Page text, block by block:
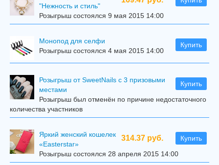
"Нежность и стиль"
Розыгрыш состоялся 9 мая 2015 14:00
Купить
Mонопод для селфи
Розыгрыш состоялся 4 мая 2015 14:00
Купить
Розыгрыш от SweetNails с 3 призовыми
местами
Розыгрыш был отменён по причине недостаточного
количества участников
314.37 руб. Купить
Яркий женский кошелек
«Easterstar»
Розыгрыш состоялся 28 апреля 2015 14:00